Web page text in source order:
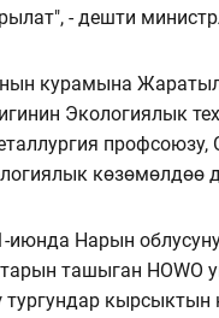
- дешти
курамына
Экологиялык
көзөмөлдөө
июнда Нарын
ташыган HOWO
кырсыктын